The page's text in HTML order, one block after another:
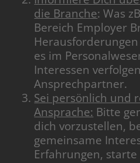
die Branche: Was
Bereich Employer
es im
Interessen
Ansprechpartner.
Sei persönlich und
Ansprache: Bitte
dich vorzustellen,
gemeinsame
Erfahrungen, starte